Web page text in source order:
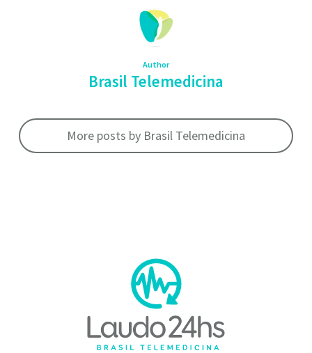
Author
Brasil Telemedicina
More posts by Brasil Telemedicina